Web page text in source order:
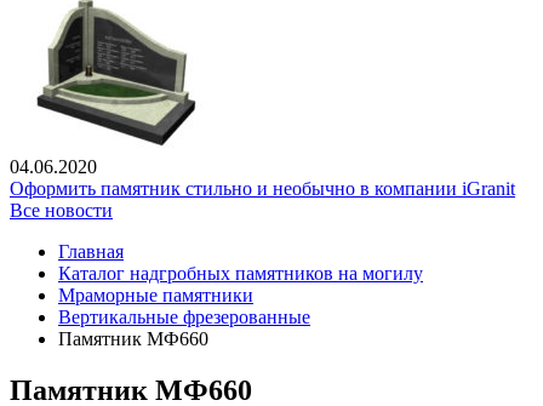
04.06.2020
Оформить памятник стильно и необычно в компании iGranit
Все новости
Главная
Каталог надгробных памятников на могилу
Мраморные памятники
Вертикальные фрезерованные
Памятник МФ660
Памятник МФ660